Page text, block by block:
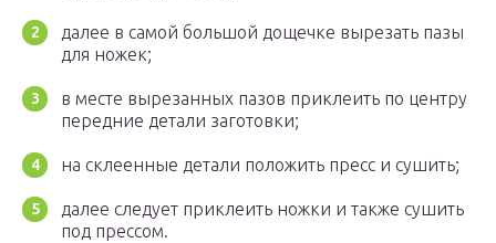
далее в самой большой дощечке вырезать пазы
для ножек;
в месте вырезанных пазов приклеить по центру
передние детали заготовки;
на склеенные детали положить пресс и сушить;
далее следует приклеить ножки и также сушить
под прессом.